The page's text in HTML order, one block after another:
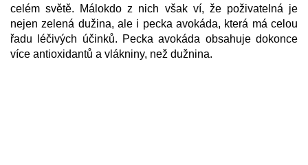
celém světě. Málokdo z nich však ví, že poživatelná je
nejen zelená dužina, ale i pecka avokáda, která má celou
řadu léčivých účinků. Pecka avokáda obsahuje dokonce
více antioxidantů a vlákniny, než dužnina.